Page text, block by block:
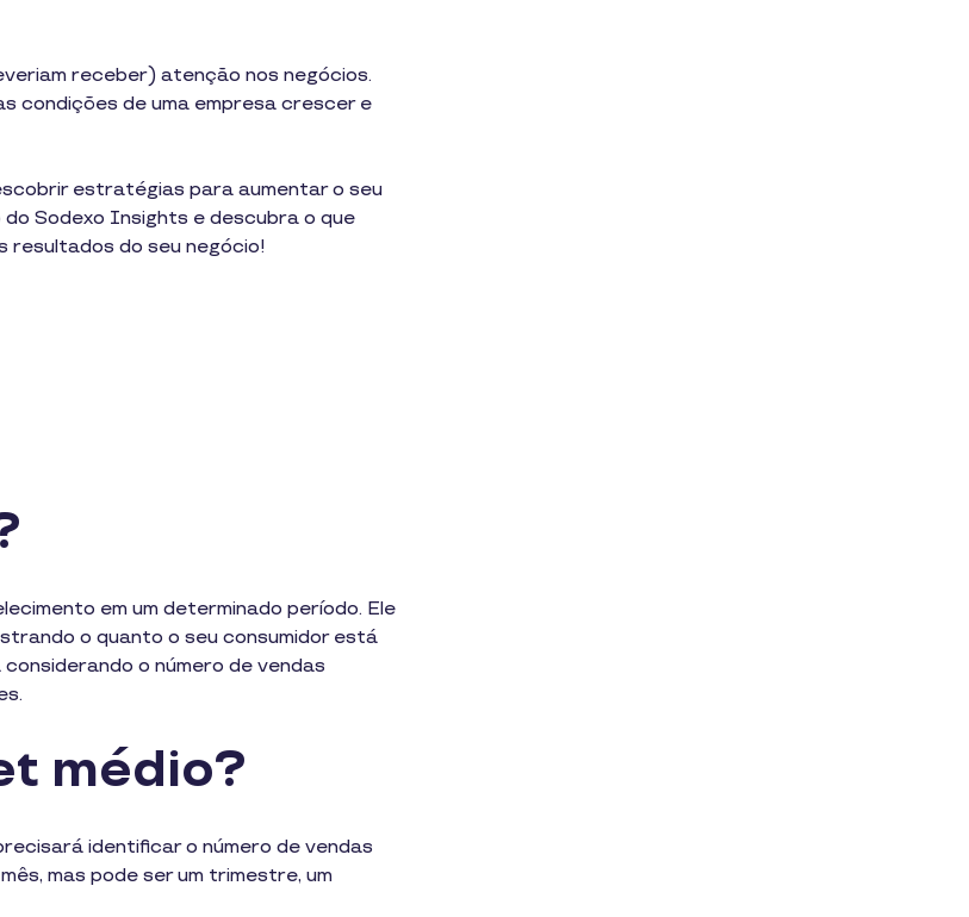
receber) atenção nos negócios.
condições de uma empresa crescer e
estratégias para aumentar o seu
Sodexo Insights e descubra o que
resultados do seu negócio!
em um determinado período. Ele
o quanto o seu consumidor está
o número de vendas
médio?
identificar o número de vendas
mas pode ser um trimestre, um